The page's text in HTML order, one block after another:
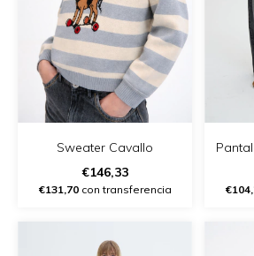
Sweater Cavallo
€146,33
€131,70con transferencia